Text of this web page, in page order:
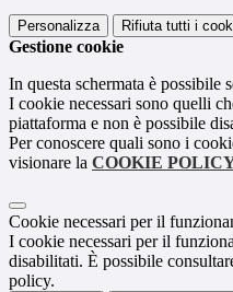
Personalizza Rifiuta tutti i
Gestione cookie
In questa schermata è possibile
I cookie necessari sono quelli
piattaforma e non è possibile
Per conoscere quali sono i
visionare la COOKIE
Cookie necessari per il
I cookie necessari per il
disabilitati. È possibile
policy.